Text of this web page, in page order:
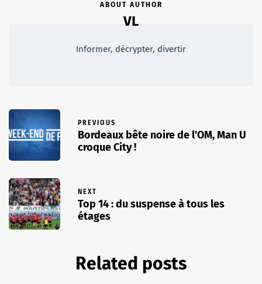
ABOUT AUTHOR
VL
Informer, décrypter, divertir
PREVIOUS
Bordeaux bête noire de l'OM, Man U
croque City !
NEXT
Top 14 : du suspense à tous les
étages
Related posts